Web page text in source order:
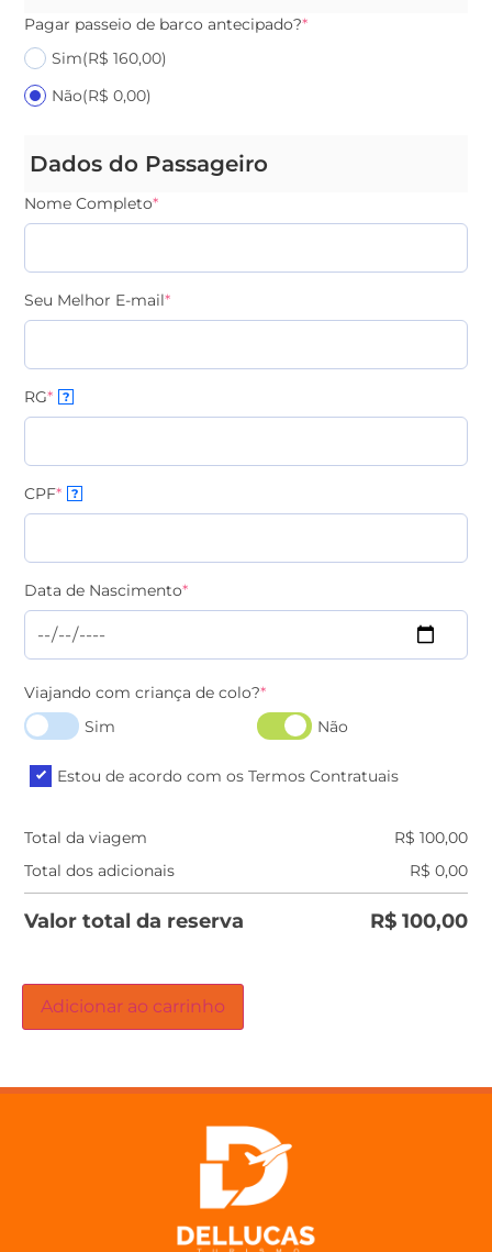
Pagar passeio de barco antecipado?*
Sim(R$ 160,00)
Não(R$ 0,00)
Dados do Passageiro
Nome Completo*
Seu Melhor E-mail*
RG* ?
CPF* ?
Data de Nascimento*
Viajando com criança de colo?*
Sim
Não
Estou de acordo com os Termos Contratuais
Total da viagem R$ 100,00
Total dos adicionais
R$ 0,00
Valor total da reserva R$ 100,00
Adicionar ao carrinho